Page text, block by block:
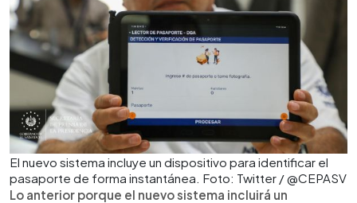
El nuevo sistema incluye un dispositivo para identificar el
pasaporte de forma instantánea. Foto: Twitter / @CEPASV
Lo anterior porque el nuevo sistema incluirá un